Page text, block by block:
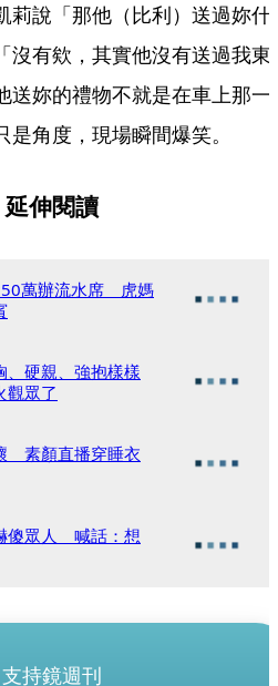
莉說「那他（比利）送過妳什
沒有欸，其實他沒有送過我東
送妳的禮物不就是在車上那一
角度，現場瞬間爆笑。
延伸閱讀
萬辦流水席 虎媽
、硬親、強抱樣樣
眾了
素顏直播穿睡衣
傻眾人 喊話：想
支持鏡週刊